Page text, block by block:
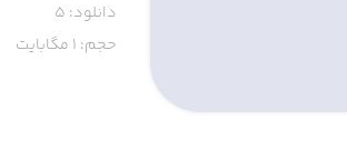
دانلود: 5
حجم: 1 مگابایت